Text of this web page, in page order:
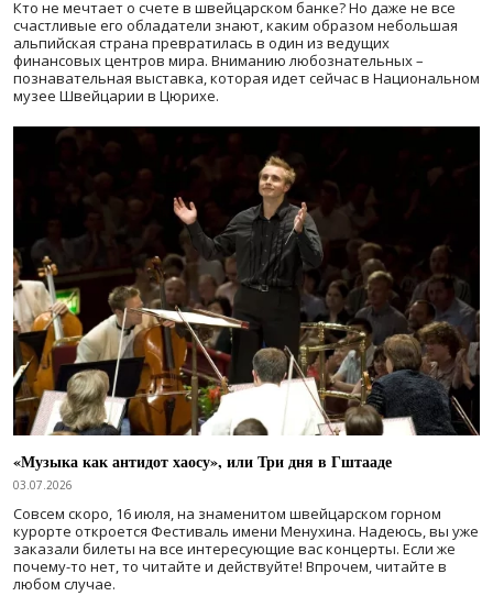
Кто не мечтает о счете в швейцарском банке? Но даже не все
счастливые его обладатели знают, каким образом небольшая
альпийская страна превратилась в один из ведущих
финансовых центров мира. Вниманию любознательных –
познавательная выставка, которая идет сейчас в Национальном
музее Швейцарии в Цюрихе.
«Музыка как антидот хаосу», или Три дня в Гштааде
03.07.2026
Совсем скоро, 16 июля, на знаменитом швейцарском горном
курорте откроется Фестиваль имени Менухина. Надеюсь, вы уже
заказали билеты на все интересующие вас концерты. Если же
почему-то нет, то читайте и действуйте! Впрочем, читайте в
любом случае.